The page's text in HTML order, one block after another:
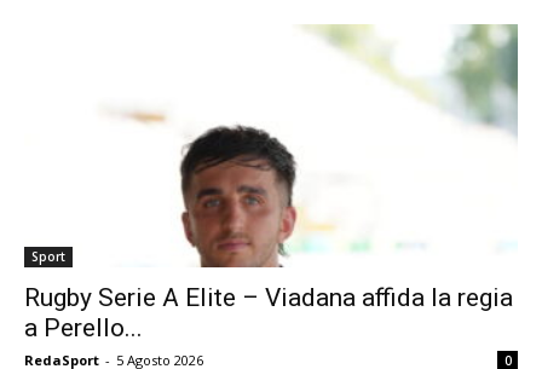
Sport
Rugby Serie A Elite – Viadana affida la regia
a Perello...
RedaSport - 5 Agosto 2026 0